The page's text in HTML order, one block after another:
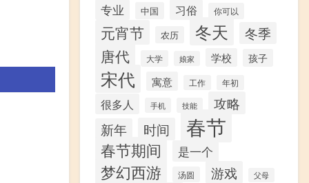
专业 中国 习俗 你可以
元宵节 农历 冬天 冬季
唐代 大学 娘家 学校 孩子
宋代 寓意 工作 年初
很多人 手机 技能 攻略
新年 时间 春节
春节期间 是一个
梦幻西游 汤圆 游戏 父母